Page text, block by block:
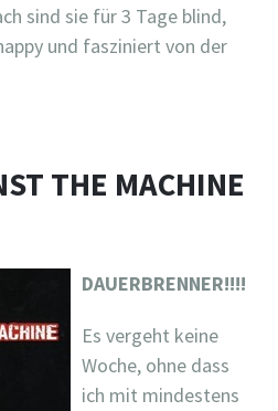
sind sie für 3 Tage blind,
und fasziniert von der
THE MACHINE
DAUERBRENNER!!!!
Es vergeht keine
Woche, ohne dass
ich mit mindestens